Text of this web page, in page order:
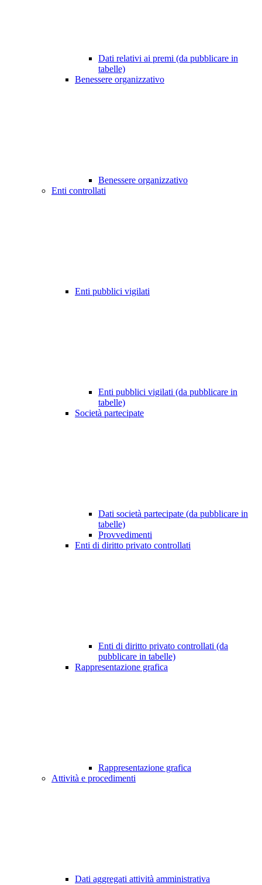
Dati relativi ai premi (da pubblicare in
tabelle)
Benessere organizzativo
Benessere organizzativo
Enti controllati
Enti pubblici vigilati
Enti pubblici vigilati (da pubblicare in
tabelle)
Società partecipate
Dati società partecipate (da pubblicare in
tabelle)
Provvedimenti
Enti di diritto privato controllati
Enti di diritto privato controllati (da
pubblicare in tabelle)
Rappresentazione grafica
Rappresentazione grafica
Attività e procedimenti
Dati aggregati attività amministrativa